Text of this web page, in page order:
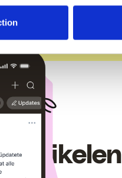
hoe
artikelen